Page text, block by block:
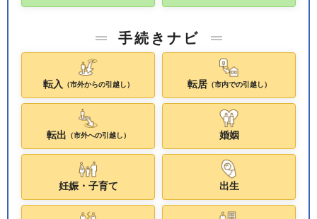
手続きナビ
転入 （市外からの引越し） 転居（市内での引越し）
転出 （市外への引越し） 婚姻
妊娠・子育て 出生